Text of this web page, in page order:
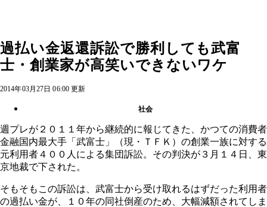
過払い金返還訴訟で勝利しても武富
士・創業家が高笑いできないワケ
2014年03月27日 06:00 更新
社会
週プレが２０１１年から継続的に報じてきた、かつての消費者
金融国内最大手「武富士」（現・ＴＦＫ）の創業一族に対する
元利用者４００人による集団訴訟。その判決が３月１４日、東
京地裁で下された。
そもそもこの訴訟は、武富士から受け取れるはずだった利用者
の過払い金が、１０年の同社倒産のため、大幅減額されてしま